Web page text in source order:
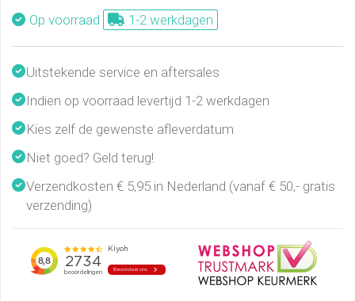
Op voorraad 1-2 werkdagen
Uitstekende service en aftersales
Indien op voorraad levertijd 1-2 werkdagen
Kies zelf de gewenste afleverdatum
Niet goed? Geld terug!
Verzendkosten € 5,95 in Nederland (vanaf € 50,- gratis
verzending)